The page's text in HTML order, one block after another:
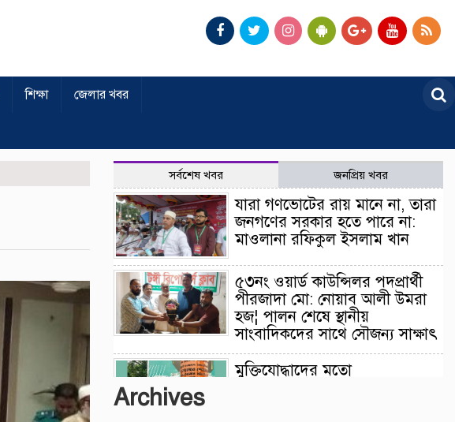
শিক্ষা জেলার খবর
সর্বশেষ খবর জনপ্রিয় খবর
যারা গণভোটের রায় মানে না, তারা
জনগণের সরকার হতে পারে না:
মাওলানা রফিকুল ইসলাম খান
৫৩নং ওয়ার্ড কাউন্সিলর পদপ্রার্থী
পীরজাদা মো: নোয়াব আলী উমরা
হজ¦ পালন শেষে স্থানীয়
সাংবাদিকদের সাথে সৌজন্য সাক্ষাৎ
মুক্তিযোদ্ধাদের মতো
Archives